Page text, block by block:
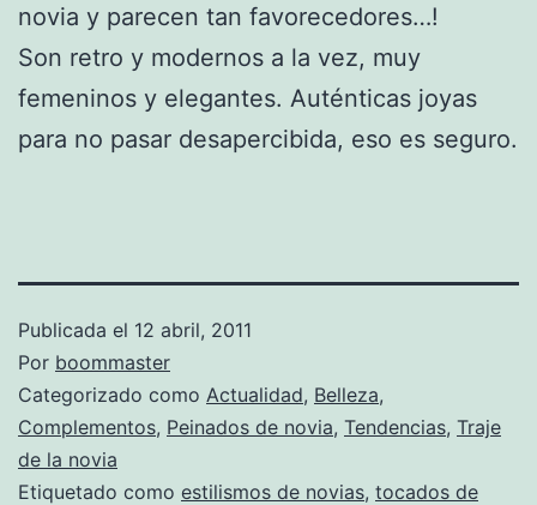
novia y parecen tan favorecedores…!
Son retro y modernos a la vez, muy
femeninos y elegantes. Auténticas joyas
para no pasar desapercibida, eso es seguro.
Publicada el 12 abril, 2011
Por boommaster
Categorizado como Actualidad, Belleza,
Complementos, Peinados de novia, Tendencias, Traje
de la novia
Etiquetado como estilismos de novias, tocados de